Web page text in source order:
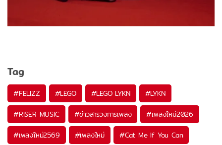
Tag
#FELIZZ #LEGO #LEGO LYKN #LYKN
#RISER MUSIC #ข่าวสารวงการเพลง #เพลงใหม่2026
#เพลงใหม่2569 #เพลงใหม่ #Cat Me If You Can